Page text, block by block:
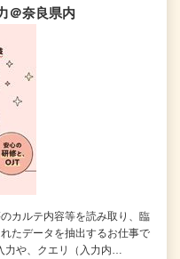
＠奈良県内
カルテ内容等を読み取り、臨
たデータを抽出するお仕事で
力や、クエリ（入力内…